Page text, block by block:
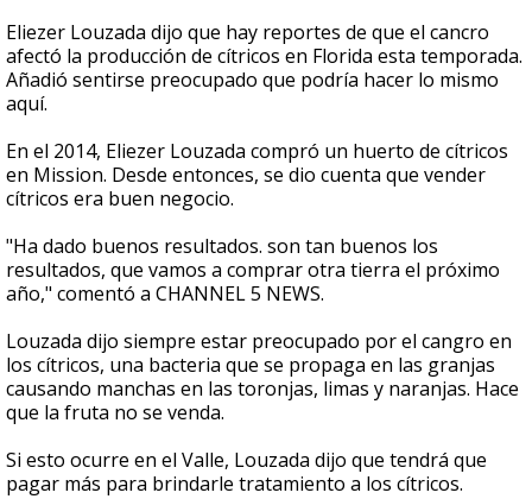
Eliezer Louzada dijo que hay reportes de que el cancro
afectó la producción de cítricos en Florida esta temporada.
Añadió sentirse preocupado que podría hacer lo mismo
aquí.
En el 2014, Eliezer Louzada compró un huerto de cítricos
en Mission. Desde entonces, se dio cuenta que vender
cítricos era buen negocio.
"Ha dado buenos resultados. son tan buenos los
resultados, que vamos a comprar otra tierra el próximo
año," comentó a CHANNEL 5 NEWS.
Louzada dijo siempre estar preocupado por el cangro en
los cítricos, una bacteria que se propaga en las granjas
causando manchas en las toronjas, limas y naranjas. Hace
que la fruta no se venda.
Si esto ocurre en el Valle, Louzada dijo que tendrá que
pagar más para brindarle tratamiento a los cítricos.